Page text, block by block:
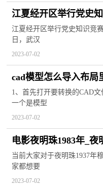
江夏经开区举行党史
江夏经开区举行党史知识竞
日，武汉
2023-07-02
cad模型怎么导入布局
布局 全球播报
1、首先打开要转换的CAD
一个是模型
2023-07-02
电影夜明珠1983年_
环球新消息
当前大家对于夜明珠1937年
家都想要
2023-07-02